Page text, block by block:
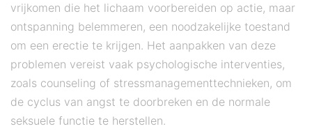
vrijkomen die het lichaam voorbereiden op actie, maar
ontspanning belemmeren, een noodzakelijke toestand
om een ​​erectie te krijgen. Het aanpakken van deze
problemen vereist vaak psychologische interventies,
zoals counseling of stressmanagementtechnieken, om
de cyclus van angst te doorbreken en de normale
seksuele functie te herstellen.